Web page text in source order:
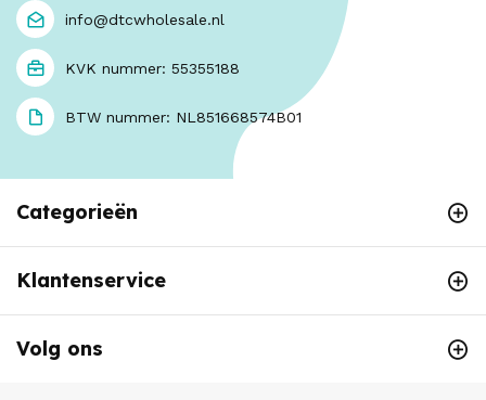
info@dtcwholesale.nl
KVK nummer: 55355188
BTW nummer: NL851668574B01
Categorieën
Klantenservice
Volg ons